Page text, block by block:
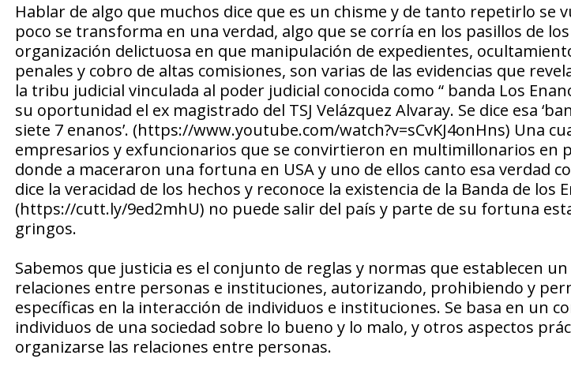
Hablar de algo que muchos dice que es un chisme y de tanto repetirlo se
poco se transforma en una verdad, algo que se corría en los pasillos de
organización delictuosa en que manipulación de expedientes,
penales y cobro de altas comisiones, son varias de las evidencias que
la tribu judicial vinculada al poder judicial conocida como “ banda Los
su oportunidad el ex magistrado del TSJ Velázquez Alvaray. Se dice esa
siete 7 enanos’. (https://www.youtube.com/watch?v=sCvKJ4onHns) Una
empresarios y exfuncionarios que se convirtieron en multimillonarios en
donde a maceraron una fortuna en USA y uno de ellos canto esa verdad
dice la veracidad de los hechos y reconoce la existencia de la Banda de los
(https://cutt.ly/9ed2mhU) no puede salir del país y parte de su fortuna
gringos.
Sabemos que justicia es el conjunto de reglas y normas que establecen
relaciones entre personas e instituciones, autorizando, prohibiendo y
específicas en la interacción de individuos e instituciones. Se basa en un
individuos de una sociedad sobre lo bueno y lo malo, y otros aspectos
organizarse las relaciones entre personas.